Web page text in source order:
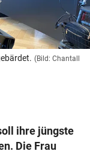
(Bild: Chantall
ihre jüngste
Die Frau